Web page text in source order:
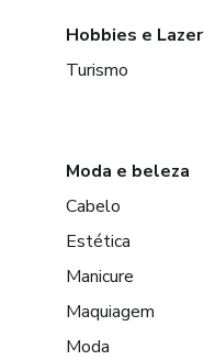
Hobbies e Lazer
Turismo
Moda e beleza
Cabelo
Estética
Manicure
Maquiagem
Moda